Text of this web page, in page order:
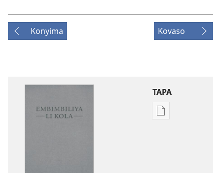
Konyima Kovaso
TAPA
Publication